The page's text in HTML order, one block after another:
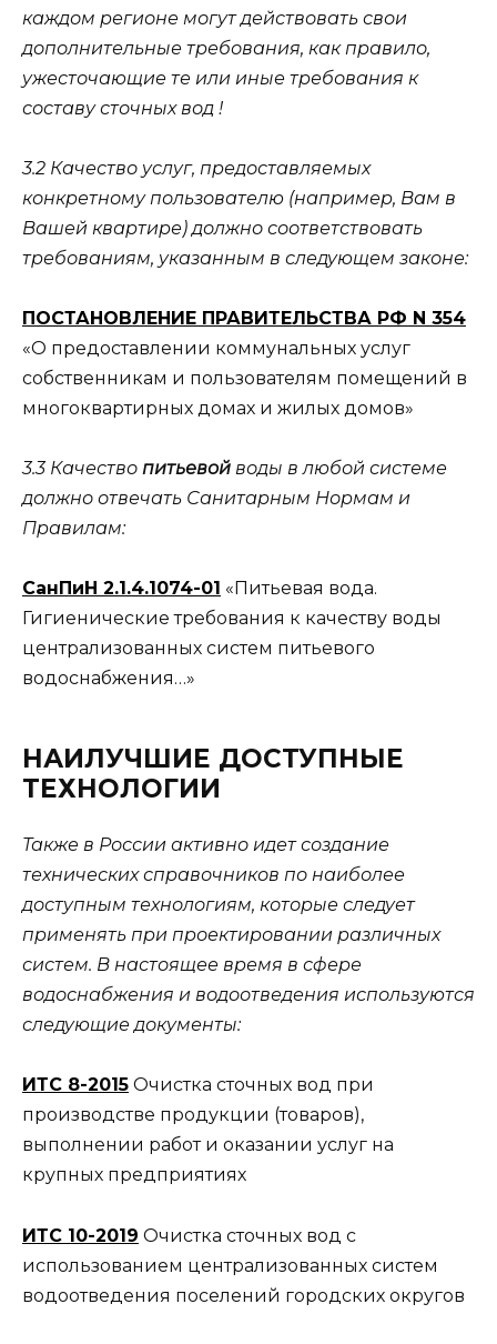
каждом регионе могут действовать свои
дополнительные требования, как правило,
ужесточающие те или иные требования к
составу сточных вод !
3.2 Качество услуг, предоставляемых
конкретному пользователю (например, Вам в
Вашей квартире) должно соответствовать
требованиям, указанным в следующем законе:
ПОСТАНОВЛЕНИЕ ПРАВИТЕЛЬСТВА РФ N 354
«О предоставлении коммунальных услуг
собственникам и пользователям помещений в
многоквартирных домах и жилых домов»
3.3 Качество питьевой воды в любой системе
должно отвечать Санитарным Нормам и
Правилам:
СанПиН 2.1.4.1074-01 «Питьевая вода.
Гигиенические требования к качеству воды
централизованных систем питьевого
водоснабжения…»
НАИЛУЧШИЕ ДОСТУПНЫЕ
ТЕХНОЛОГИИ
Также в России активно идет создание
технических справочников по наиболее
доступным технологиям, которые следует
применять при проектировании различных
систем. В настоящее время в сфере
водоснабжения и водоотведения используются
следующие документы:
ИТС 8-2015 Очистка сточных вод при
производстве продукции (товаров),
выполнении работ и оказании услуг на
крупных предприятиях
ИТС 10-2019 Очистка сточных вод с
использованием централизованных систем
водоотведения поселений городских округов